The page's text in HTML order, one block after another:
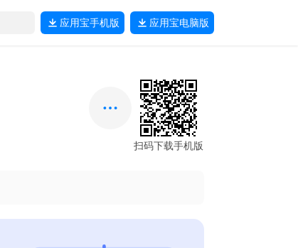
应用宝手机版 应用宝电脑版
扫码下载手机版